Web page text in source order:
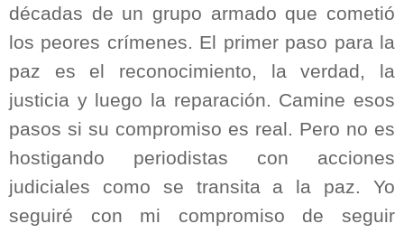
décadas de un grupo armado que cometió
los peores crímenes. El primer paso para la
paz es el reconocimiento, la verdad, la
justicia y luego la reparación. Camine esos
pasos si su compromiso es real. Pero no es
hostigando periodistas con acciones
judiciales como se transita a la paz. Yo
seguiré con mi compromiso de seguir